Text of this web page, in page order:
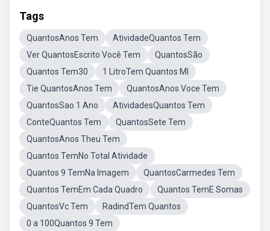
Tags
QuantosAnos Tem
AtividadeQuantos Tem
Ver QuantosEscrito Você Tem
QuantosSão
Quantos Tem30
1 LitroTem Quantos Ml
Tie QuantosAnos Tem
QuantosAnos Voce Tem
QuantosSao 1 Ano
AtividadesQuantos Tem
ConteQuantos Tem
QuantosSete Tem
QuantosAnos Theu Tem
Quantos TemNo Total Atividade
Quantos 9 TemNa Imagem
QuantosCarmedes Tem
Quantos TemEm Cada Quadro
Quantos TemE Somas
QuantosVc Tem
RadindTem Quantos
0 a 100Quantos 9 Tem